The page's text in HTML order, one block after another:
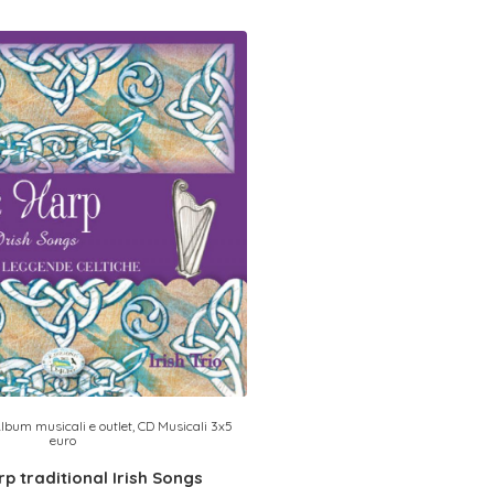
musicali e outlet,CD Musicali 3x5
euro
traditional Irish Songs